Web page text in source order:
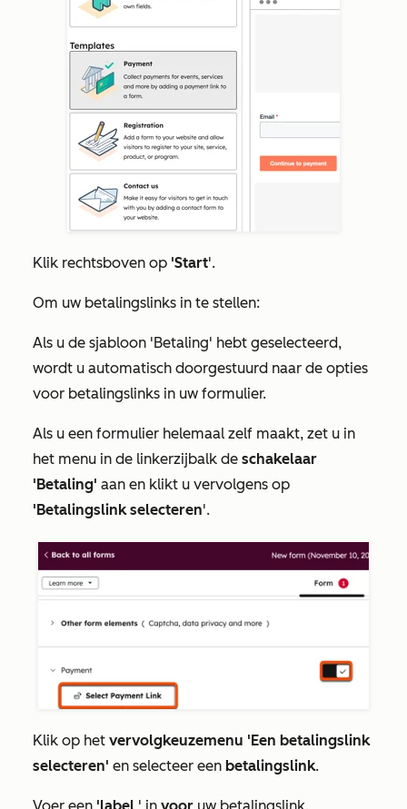
Klik rechtsboven op 'Start'.
Om uw betalingslinks in te stellen:
Als u de sjabloon 'Betaling' hebt geselecteerd,
wordt u automatisch doorgestuurd naar de opties
voor betalingslinks in uw formulier.
Als u een formulier helemaal zelf maakt, zet u in
het menu in de linkerzijbalk de schakelaar
'Betaling' aan en klikt u vervolgens op
'Betalingslink selecteren'.
Klik op het vervolgkeuzemenu 'Een betalingslink
selecteren' en selecteer een betalingslink.